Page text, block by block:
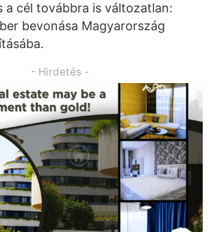
a cél továbbra is változatlan:
bevonása Magyarország
- Hirdetés -